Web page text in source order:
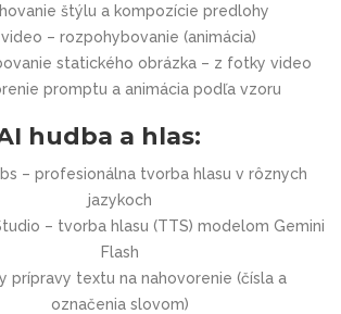
štýlu a kompozície predlohy
video – rozpohybovanie (animácia)
statického obrázka – z fotky video
promptu a animácia podľa vzoru
hudba a hlas:
– profesionálna tvorba hlasu v rôznych
jazykoch
– tvorba hlasu (TTS) modelom Gemini
Flash
prípravy textu na nahovorenie (čísla a
označenia slovom)